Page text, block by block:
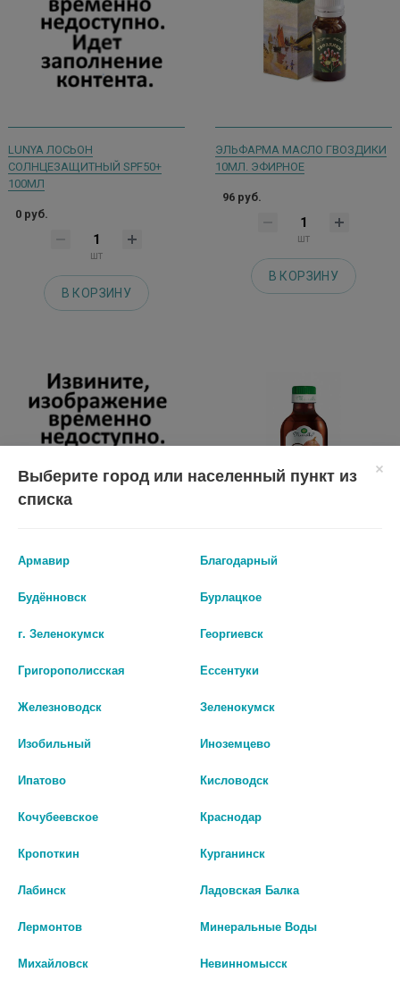
LUNYA ЛОСЬОН
СОЛНЦЕЗАЩИТНЫЙ SPF50+
100МЛ
0 руб.
шт
В КОРЗИНУ
ЭЛЬФАРМА МАСЛО ГВОЗДИКИ
10МЛ. ЭФИРНОЕ
96 руб.
шт
В КОРЗИНУ
СЕРАФИМА МАСЛО КОСМЕТ.
АРТ.6831/
127 руб.
шт
В КОРЗИНУ
МИРРОЛЛА МАСЛО КОКОС
Выберите город или населенный пункт из
списка
Армавир Благодарный
Будённовск Бурлацкое
г. Зеленокумск Георгиевск
Григорополисская Ессентуки
Железноводск Зеленокумск
Изобильный Иноземцево
Ипатово Кисловодск
Кочубеевское Краснодар
Кропоткин Курганинск
Лабинск Ладовская Балка
Лермонтов Минеральные Воды
Михайловск Невинномысск